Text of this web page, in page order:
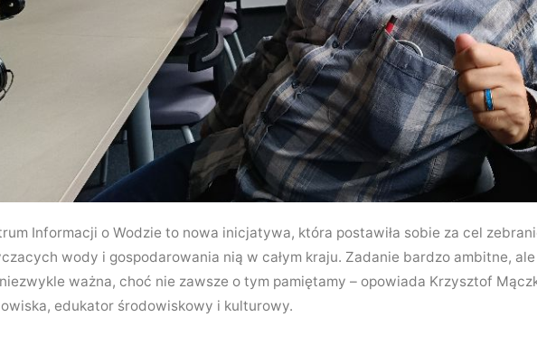
Informacji o Wodzie to nowa inicjatywa, która postawiła sobie za cel
wody i gospodarowania nią w całym kraju. Zadanie bardzo ambitne,
ważna, choć nie zawsze o tym pamiętamy – opowiada Krzysztof
edukator środowiskowy i kulturowy.